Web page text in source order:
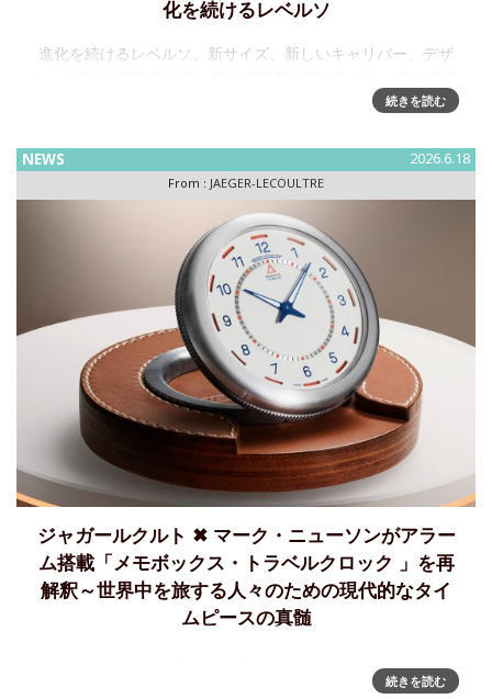
化を続けるレベルソ
進化を続けるレベルソ。新サイズ、新しいキャリバー、デザ
なわれることのない レベルソのアイデンティティ。この度、
続きを読む
NEWS 2026.6.18
From : JAEGER-LECOULTRE
ジャガールクルト ✖ マーク・ニューソンがアラー
ム搭載「メモボックス・トラベルクロック 」を再
解釈～世界中を旅する人々のための現代的なタイ
ムピースの真髄
～世界中を旅する人々のための現代的なタイムピースの真髄
続きを読む